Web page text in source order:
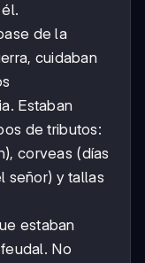
de la
cuidaban
Estaban
de tributos:
corveas (días
señor) y tallas
estaban
No